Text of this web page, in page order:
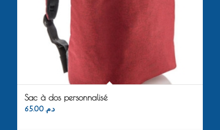
Sac à dos personnalisé
د.م. 65.00